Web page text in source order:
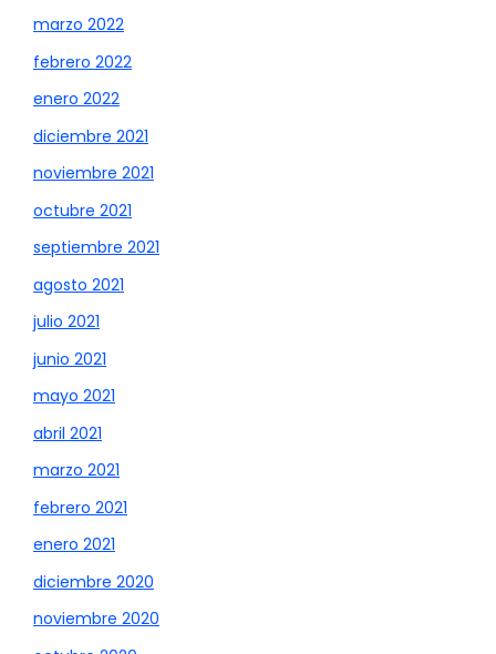
marzo 2022
febrero 2022
enero 2022
diciembre 2021
noviembre 2021
octubre 2021
septiembre 2021
agosto 2021
julio 2021
junio 2021
mayo 2021
abril 2021
marzo 2021
febrero 2021
enero 2021
diciembre 2020
noviembre 2020